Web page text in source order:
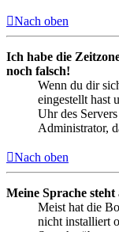
Nach oben
Ich habe die
noch falsch!
Wenn du dir
eingestellt hast
Uhr des
Administrator,
Nach oben
Meine Sprache
Meist hat die
nicht installiert